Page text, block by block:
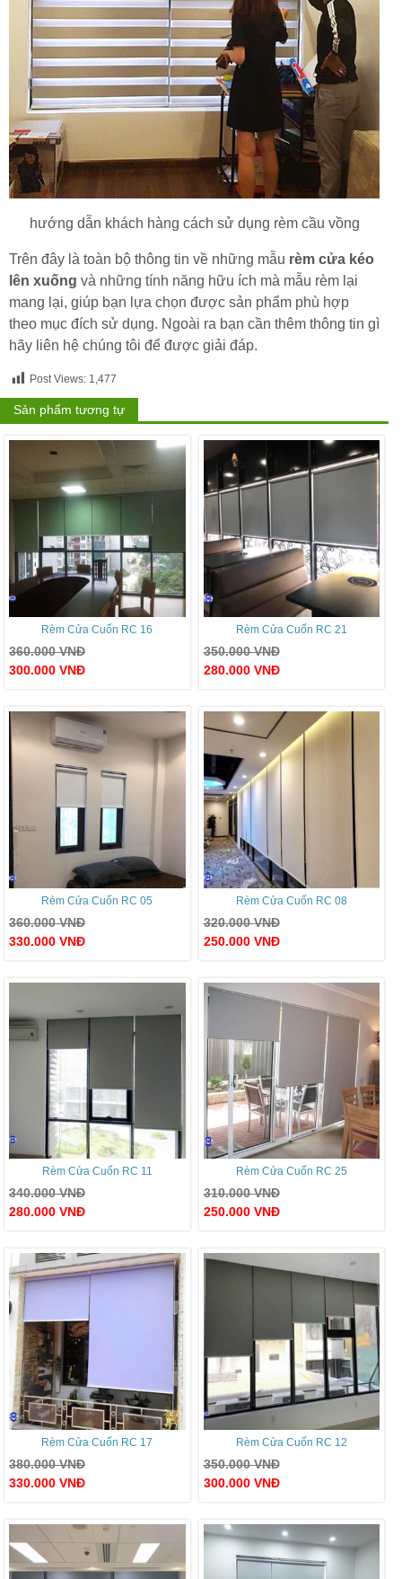
hướng dẫn khách hàng cách sử dụng rèm cầu vồng
Trên đây là toàn bộ thông tin về những mẫu rèm cửa kéo
lên xuống và những tính năng hữu ích mà mẫu rèm lại
mang lại, giúp bạn lựa chọn được sản phẩm phù hợp
theo mục đích sử dụng. Ngoài ra bạn cần thêm thông tin gì
hãy liên hệ chúng tôi để được giải đáp.
Post Views: 1,477
Sản phẩm tương tự
Rèm Cửa Cuốn RC 16
360.000VNĐ
300.000 VNĐ
Rèm Cửa Cuốn RC 21
350.000VNĐ
280.000 VNĐ
Rèm Cửa Cuốn RC 05
360.000VNĐ
330.000 VNĐ
Rèm Cửa Cuốn RC 08
320.000VNĐ
250.000 VNĐ
Rèm Cửa Cuốn RC 11
340.000VNĐ
280.000 VNĐ
Rèm Cửa Cuốn RC 25
310.000VNĐ
250.000 VNĐ
Rèm Cửa Cuốn RC 17
380.000VNĐ
330.000 VNĐ
Rèm Cửa Cuốn RC 12
350.000VNĐ
300.000 VNĐ